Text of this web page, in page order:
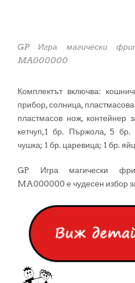
GP Игра магически
MA000000
Комплектът включва:
прибор, солница,
пластмасов нож,
кетчуп,1 бр. Пържола, 5
чушка; 1 бр. царевица; 1 бр.
GP Игра магически
MA000000 е чудесен избор